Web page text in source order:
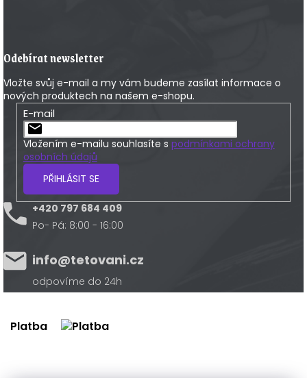
Odebírat newsletter
Vložte svůj e-mail a my vám budeme zasílat informace o
nových produktech na našem e-shopu.
E-mail
Vložením e-mailu souhlasíte s podmínkami ochrany
osobních údajů
PŘIHLÁSIT SE
+420 797 684 409
Po- Pá: 8:00 - 16:00
info@tetovani.cz
odpovíme do 24h
Platba